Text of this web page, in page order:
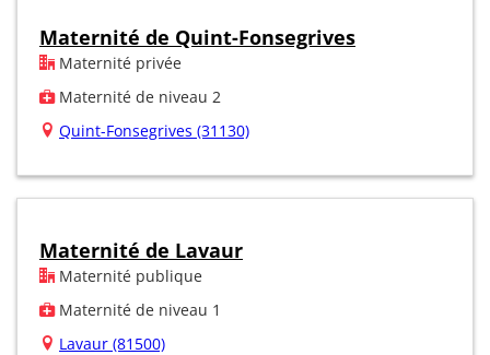
Maternité de Quint-Fonsegrives
Maternité privée
Maternité de niveau 2
Quint-Fonsegrives (31130)
Maternité de Lavaur
Maternité publique
Maternité de niveau 1
Lavaur (81500)